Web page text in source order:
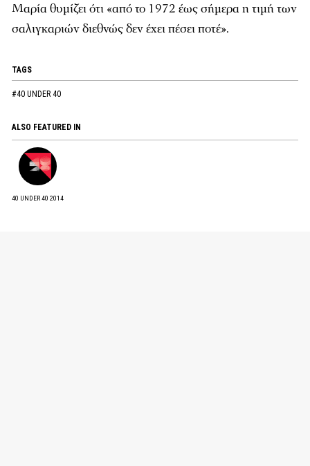
Μαρία θυμίζει ότι «από το 1972 έως σήμερα η τιμή των
σαλιγκαριών διεθνώς δεν έχει πέσει ποτέ».
TAGS
#40 UNDER 40
ALSO FEATURED IN
40 UNDER 40 2014